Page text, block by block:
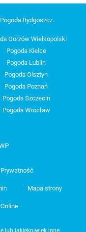
Pogoda Bydgoszcz
Gorzów Wielkopolski
Pogoda Kielce
Pogoda Lublin
Pogoda Olsztyn
Pogoda Poznań
Pogoda Szczecin
Pogoda Wrocław
Prywatność
Mapa strony
lub jakiekolwiek inne